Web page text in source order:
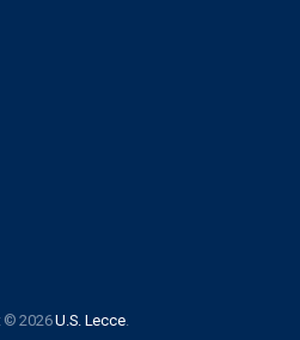
© 2026U.S. Lecce.